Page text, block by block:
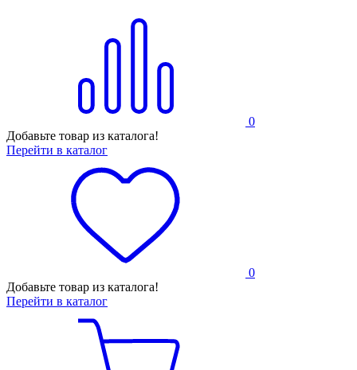
0
Добавьте товар из каталога!
Перейти в каталог
0
Добавьте товар из каталога!
Перейти в каталог